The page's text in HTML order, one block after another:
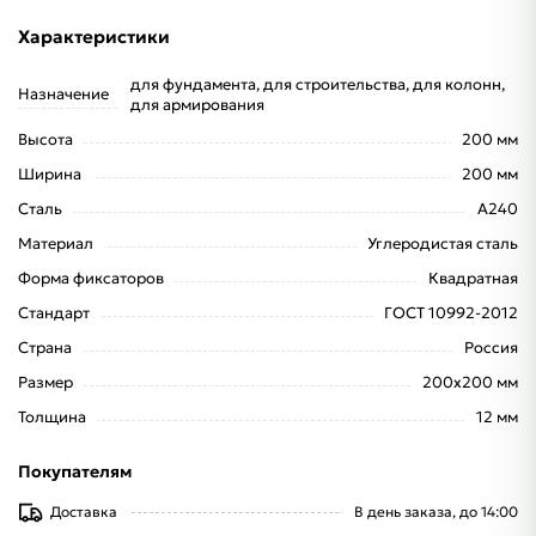
Характеристики
Назначение
для фундамента, для строительства, для колонн,
для армирования
Высота
200 мм
Ширина
200 мм
Сталь
А240
Материал
Углеродистая сталь
Форма фиксаторов
Квадратная
Стандарт
ГОСТ 10992-2012
Страна
Россия
Размер
200x200 мм
Толщина
12 мм
Покупателям
Доставка
В день заказа, до 14:00